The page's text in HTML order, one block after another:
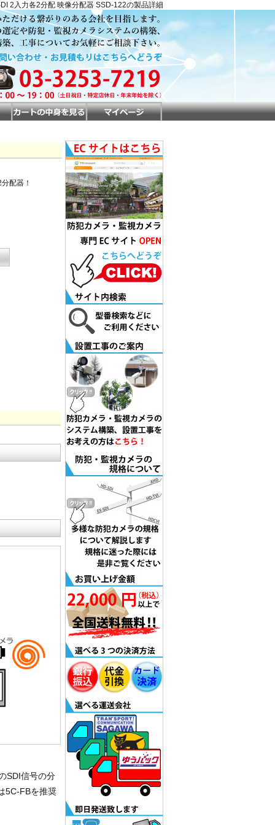
2入力各2分配 映像分配器 SSD-122の製品詳細
配器！
SDI信号の分
5C-FBを推奨